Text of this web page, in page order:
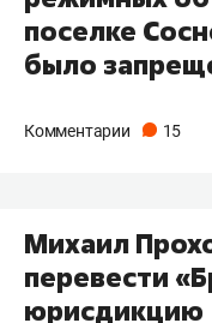
поселке
было
Комментарии 15
Михаил
перевести
юрисдикцию